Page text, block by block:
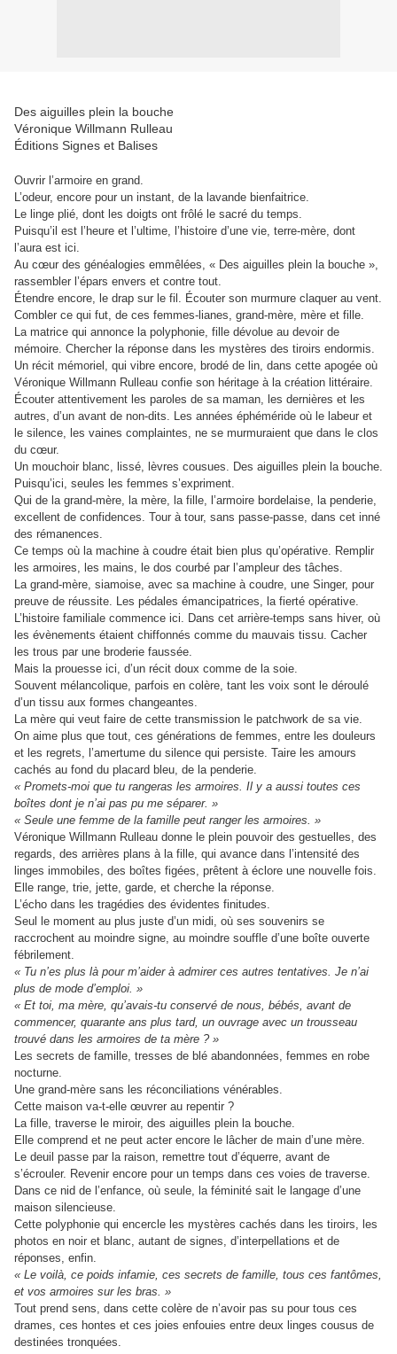
Des aiguilles plein la bouche
Véronique Willmann Rulleau
Éditions Signes et Balises
Ouvrir l’armoire en grand.
L’odeur, encore pour un instant, de la lavande bienfaitrice.
Le linge plié, dont les doigts ont frôlé le sacré du temps.
Puisqu’il est l’heure et l’ultime, l’histoire d’une vie, terre-mère, dont
l’aura est ici.
Au cœur des généalogies emmêlées, « Des aiguilles plein la bouche »,
rassembler l’épars envers et contre tout.
Étendre encore, le drap sur le fil. Écouter son murmure claquer au vent.
Combler ce qui fut, de ces femmes-lianes, grand-mère, mère et fille.
La matrice qui annonce la polyphonie, fille dévolue au devoir de
mémoire. Chercher la réponse dans les mystères des tiroirs endormis.
Un récit mémoriel, qui vibre encore, brodé de lin, dans cette apogée où
Véronique Willmann Rulleau confie son héritage à la création littéraire.
Écouter attentivement les paroles de sa maman, les dernières et les
autres, d’un avant de non-dits. Les années éphéméride où le labeur et
le silence, les vaines complaintes, ne se murmuraient que dans le clos
du cœur.
Un mouchoir blanc, lissé, lèvres cousues. Des aiguilles plein la bouche.
Puisqu’ici, seules les femmes s’expriment.
Qui de la grand-mère, la mère, la fille, l’armoire bordelaise, la penderie,
excellent de confidences. Tour à tour, sans passe-passe, dans cet inné
des rémanences.
Ce temps où la machine à coudre était bien plus qu’opérative. Remplir
les armoires, les mains, le dos courbé par l’ampleur des tâches.
La grand-mère, siamoise, avec sa machine à coudre, une Singer, pour
preuve de réussite. Les pédales émancipatrices, la fierté opérative.
L’histoire familiale commence ici. Dans cet arrière-temps sans hiver, où
les évènements étaient chiffonnés comme du mauvais tissu. Cacher
les trous par une broderie faussée.
Mais la prouesse ici, d’un récit doux comme de la soie.
Souvent mélancolique, parfois en colère, tant les voix sont le déroulé
d’un tissu aux formes changeantes.
La mère qui veut faire de cette transmission le patchwork de sa vie.
On aime plus que tout, ces générations de femmes, entre les douleurs
et les regrets, l’amertume du silence qui persiste. Taire les amours
cachés au fond du placard bleu, de la penderie.
« Promets-moi que tu rangeras les armoires. Il y a aussi toutes ces
boîtes dont je n’ai pas pu me séparer. »
« Seule une femme de la famille peut ranger les armoires. »
Véronique Willmann Rulleau donne le plein pouvoir des gestuelles, des
regards, des arrières plans à la fille, qui avance dans l’intensité des
linges immobiles, des boîtes figées, prêtent à éclore une nouvelle fois.
Elle range, trie, jette, garde, et cherche la réponse.
L’écho dans les tragédies des évidentes finitudes.
Seul le moment au plus juste d’un midi, où ses souvenirs se
raccrochent au moindre signe, au moindre souffle d’une boîte ouverte
fébrilement.
« Tu n’es plus là pour m’aider à admirer ces autres tentatives. Je n’ai
plus de mode d’emploi. »
« Et toi, ma mère, qu’avais-tu conservé de nous, bébés, avant de
commencer, quarante ans plus tard, un ouvrage avec un trousseau
trouvé dans les armoires de ta mère ? »
Les secrets de famille, tresses de blé abandonnées, femmes en robe
nocturne.
Une grand-mère sans les réconciliations vénérables.
Cette maison va-t-elle œuvrer au repentir ?
La fille, traverse le miroir, des aiguilles plein la bouche.
Elle comprend et ne peut acter encore le lâcher de main d’une mère.
Le deuil passe par la raison, remettre tout d’équerre, avant de
s’écrouler. Revenir encore pour un temps dans ces voies de traverse.
Dans ce nid de l’enfance, où seule, la féminité sait le langage d’une
maison silencieuse.
Cette polyphonie qui encercle les mystères cachés dans les tiroirs, les
photos en noir et blanc, autant de signes, d’interpellations et de
réponses, enfin.
« Le voilà, ce poids infamie, ces secrets de famille, tous ces fantômes,
et vos armoires sur les bras. »
Tout prend sens, dans cette colère de n’avoir pas su pour tous ces
drames, ces hontes et ces joies enfouies entre deux linges cousus de
destinées tronquées.